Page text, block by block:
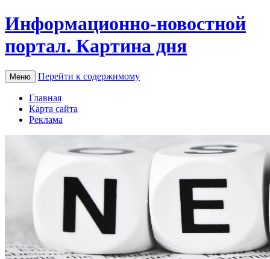
Информационно-новостной
портал. Картина дня
Меню Перейти к содержимому
Главная
Карта сайта
Реклама